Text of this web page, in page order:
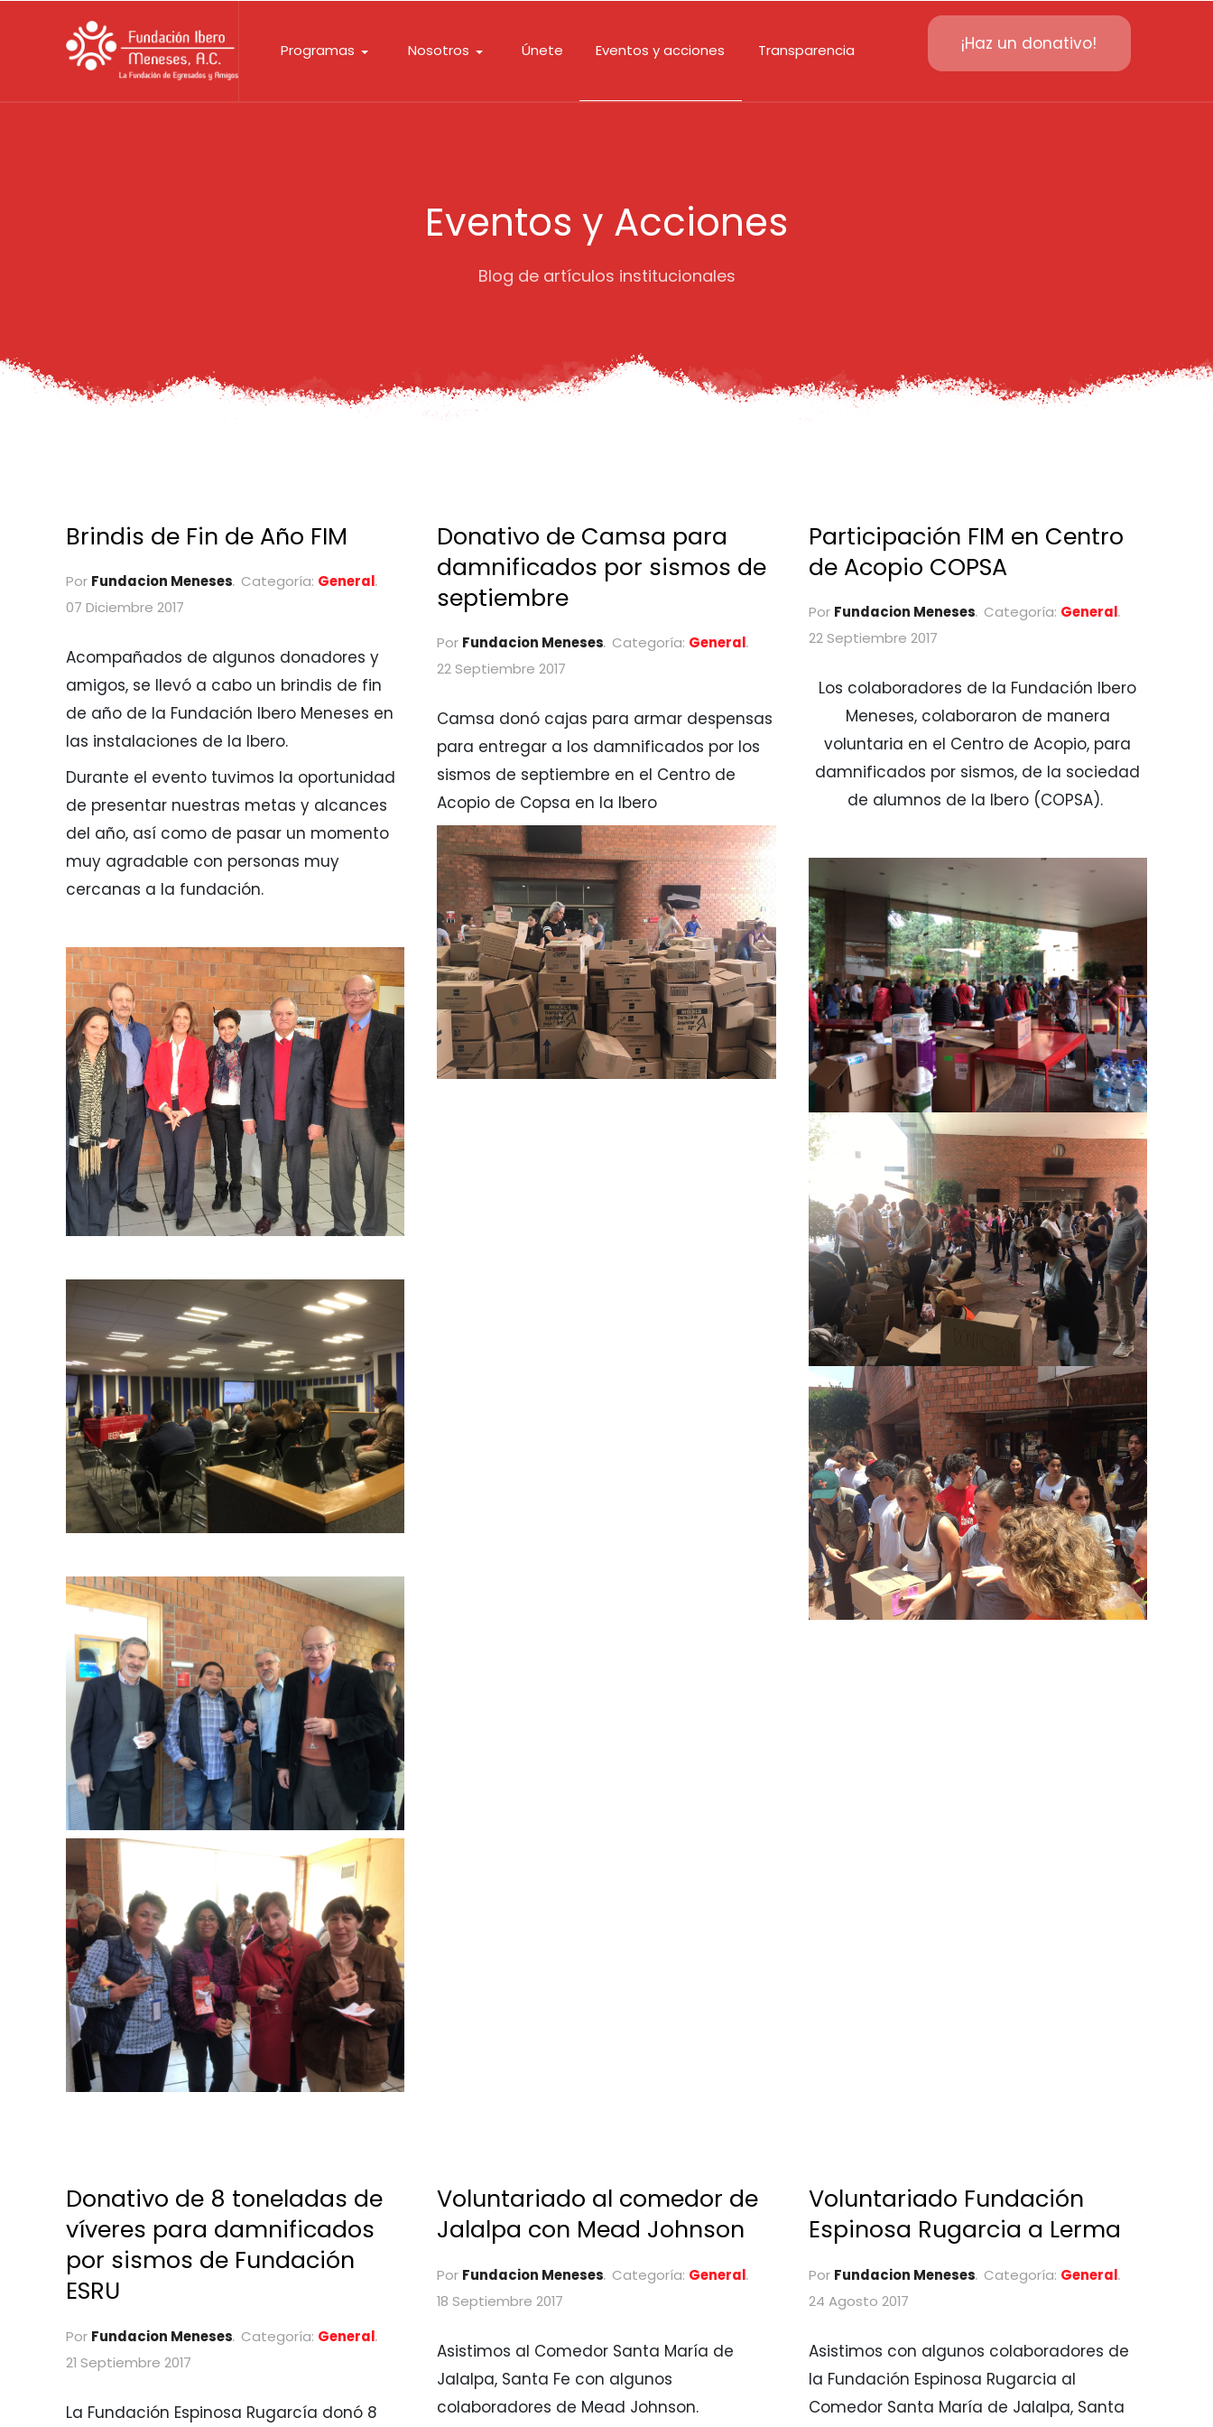
Programas Nosotros Únete Eventos y acciones Transparencia ¡Haz un donativo!
Eventos y Acciones
Blog de artículos institucionales
Brindis de Fin de Año FIM
Por Fundacion Meneses Categoría: General
07 Diciembre 2017
Acompañados de algunos donadores y
amigos, se llevó a cabo un brindis de fin
de año de la Fundación Ibero Meneses en
las instalaciones de la Ibero.
Durante el evento tuvimos la oportunidad
de presentar nuestras metas y alcances
del año, así como de pasar un momento
muy agradable con personas muy
cercanas a la fundación.
Donativo de Camsa para
damnificados por sismos de
septiembre
Por Fundacion Meneses Categoría: General
22 Septiembre 2017
Camsa donó cajas para armar despensas
para entregar a los damnificados por los
sismos de septiembre en el Centro de
Acopio de Copsa en la Ibero
Participación FIM en Centro
de Acopio COPSA
Por Fundacion Meneses Categoría: General
22 Septiembre 2017
Los colaboradores de la Fundación Ibero
Meneses, colaboraron de manera
voluntaria en el Centro de Acopio, para
damnificados por sismos, de la sociedad
de alumnos de la Ibero (COPSA).
Donativo de 8 toneladas de
víveres para damnificados
por sismos de Fundación
ESRU
Por Fundacion Meneses Categoría: General
21 Septiembre 2017
La Fundación Espinosa Rugarcía donó 8
Voluntariado al comedor de
Jalalpa con Mead Johnson
Por Fundacion Meneses Categoría: General
18 Septiembre 2017
Asistimos al Comedor Santa María de
Jalalpa, Santa Fe con algunos
colaboradores de Mead Johnson.
Voluntariado Fundación
Espinosa Rugarcia a Lerma
Por Fundacion Meneses Categoría: General
24 Agosto 2017
Asistimos con algunos colaboradores de
la Fundación Espinosa Rugarcia al
Comedor Santa María de Jalalpa, Santa